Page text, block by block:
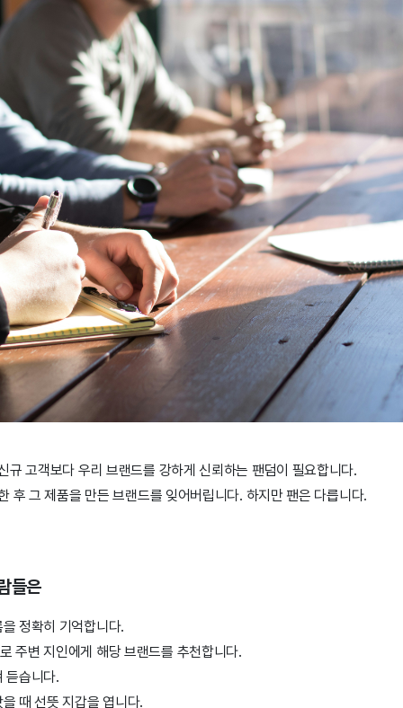
규 고객보다 우리 브랜드를 강하게 신뢰하는 팬덤이 필요합니다.
후 그 제품을 만든 브랜드를 잊어버립니다. 하지만 팬은 다릅니다.
들은
정확히 기억합니다.
주변 지인에게 해당 브랜드를 추천합니다.
듣습니다.
때 선뜻 지갑을 엽니다.